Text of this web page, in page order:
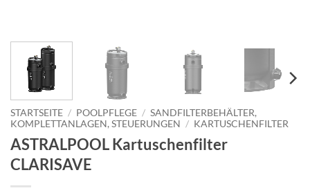
STARTSEITE / POOLPFLEGE / SANDFILTERBEHÄLTER,
KOMPLETTANLAGEN, STEUERUNGEN / KARTUSCHENFILTER
ASTRALPOOL Kartuschenfilter
CLARISAVE